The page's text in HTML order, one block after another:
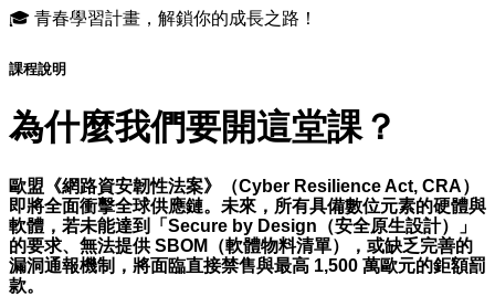
🎓 青春學習計畫，解鎖你的成長之路！
課程說明
為什麼我們要開這堂課？
歐盟《網路資安韌性法案》（Cyber Resilience Act, CRA）
即將全面衝擊全球供應鏈。未來，所有具備數位元素的硬體與
軟體，若未能達到「Secure by Design（安全原生設計）」
的要求、無法提供 SBOM（軟體物料清單），或缺乏完善的
漏洞通報機制，將面臨直接禁售與最高 1,500 萬歐元的鉅額罰
款。